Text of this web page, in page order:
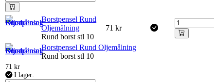
Borstpensel Rund
Oljemålning
Rund borst stl 10
71 kr
Borstpensel Rund Oljemålning
Rund borst stl 10
71 kr
I lager: